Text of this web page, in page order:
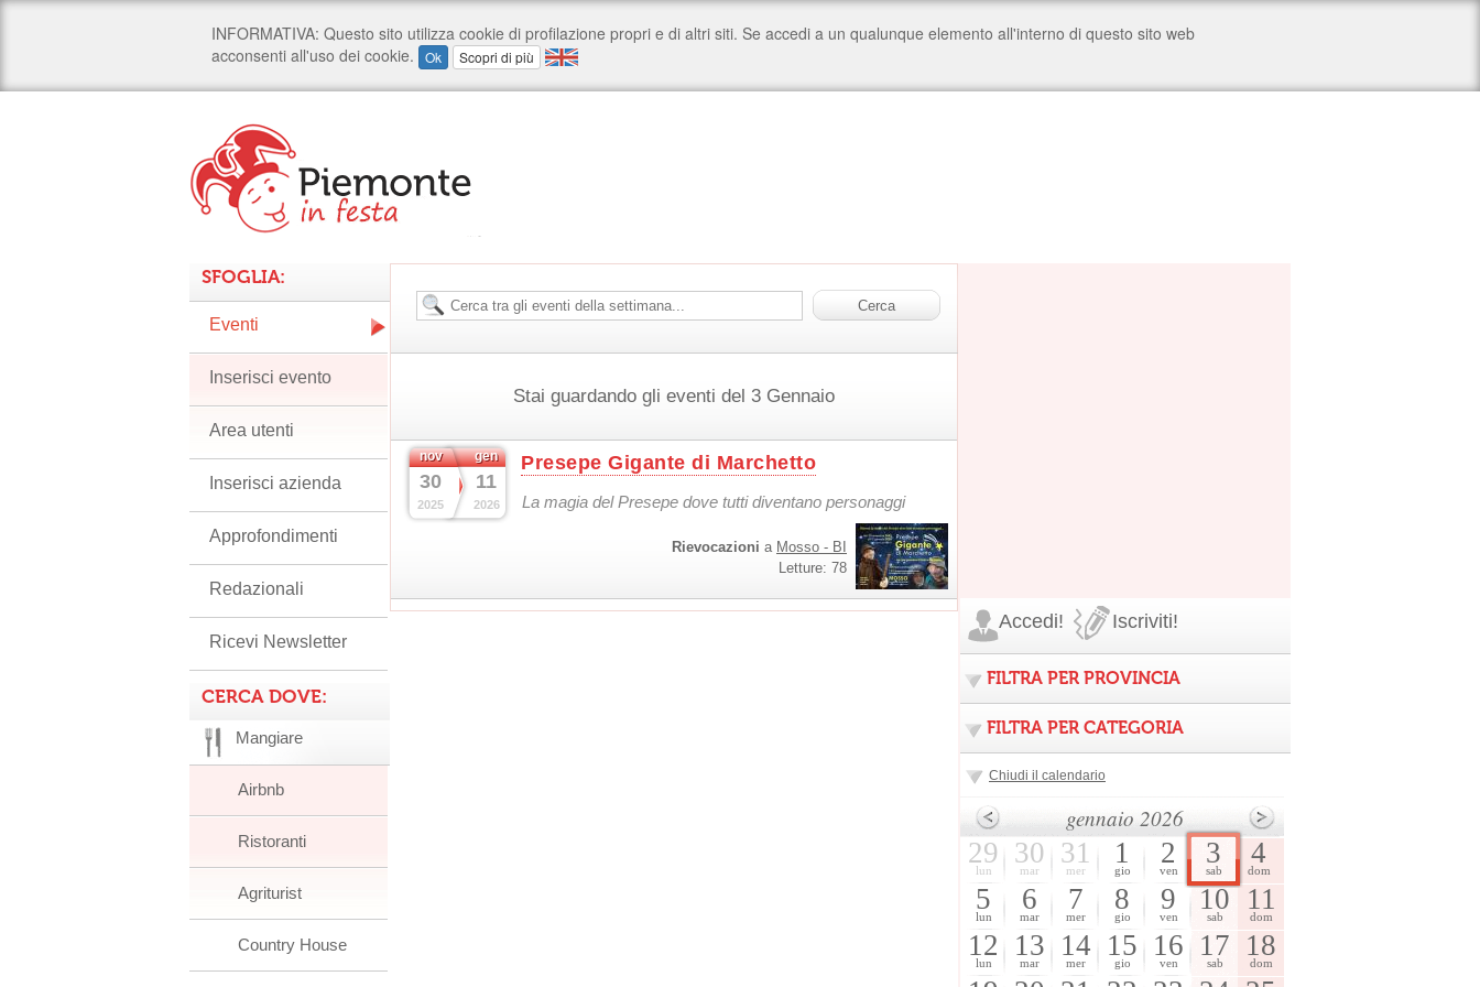
Stai guardando gli eventi del 3 Gennaio
nov
30
2025
gen
11
2026
Presepe Gigante di Marchetto
La magia del Presepe dove tutti diventano personaggi
Rievocazioni a Mosso - BI
Letture: 78
SFOGLIA:
Eventi
Inserisci evento
Area utenti
Inserisci azienda
Approfondimenti
Redazionali
Ricevi Newsletter
CERCA DOVE:
Mangiare
Airbnb
Ristoranti
Agriturist
Country House
Accedi! Iscriviti!
FILTRA PER PROVINCIA
FILTRA PER CATEGORIA
Chiudi il calendario
gennaio 2026
29
lun
30
mar
31
mer
1
gio
2
ven
3
sab
4
dom
5
lun
6
mar
7
mer
8
gio
9
ven
10
sab
11
dom
12
lun
13
mar
14
mer
15
gio
16
ven
17
sab
18
dom